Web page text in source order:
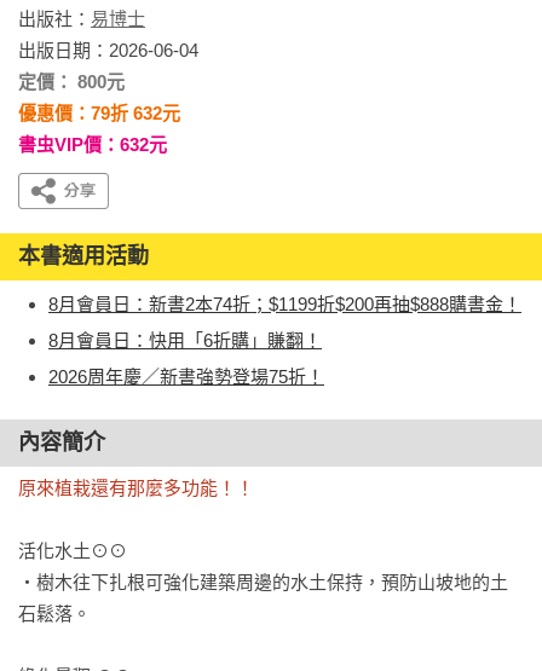
出版社： 易博士
出版日期：2026-06-04
定價： 800元
優惠價：79折 632元
書虫VIP價：632元
本書適用活動
8月會員日：新書2本74折；$1199折$200再抽$888購書金！
8月會員日：快用「6折購」賺翻！
2026周年慶／新書強勢登場75折！
內容簡介
原來植栽還有那麼多功能！！
活化水土⊙⊙
‧樹木往下扎根可強化建築周邊的水土保持，預防山坡地的土
石鬆落。